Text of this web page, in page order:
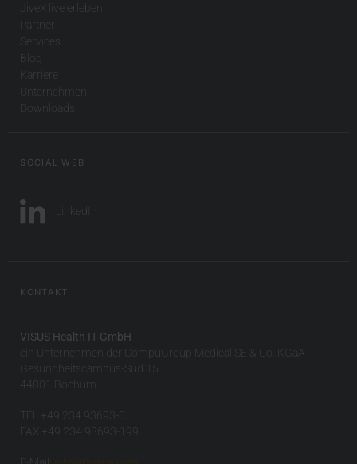
JiveX live erleben
Partner
Services
Blog
Karriere
Unternehmen
Downloads
SOCIAL WEB
LinkedIn
KONTAKT
VISUS Health IT GmbH
ein Unternehmen der CompuGroup Medical SE & Co. KGaA
Gesundheitscampus-Süd 15
44801 Bochum
TEL +49 234 93693-0
FAX +49 234 93693-199